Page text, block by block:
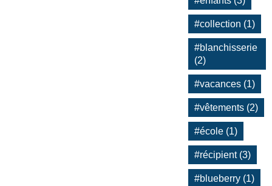
#collection (1)
#blanchisserie
(2)
#vacances (1)
#vêtements (2)
#école (1)
#récipient (3)
#blueberry (1)